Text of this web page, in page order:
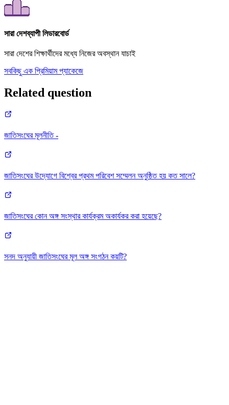
সারা দেশব্যাপী লিডারবোর্ড
সারা দেশের শিক্ষার্থীদের মধ্যে নিজের অবস্থান যাচাই
সবকিছু এক প্রিমিয়াম প্যাকেজে
Related question
জাতিসংঘের মূলনীতি -
জাতিসংঘের উদ্যোগে বিশ্বের প্রথম পরিবেশ সম্মেলন অনুষ্ঠিত হয় কত সালে?
জাতিসংঘের কোন অঙ্গ সংস্থার কার্যক্রম অকার্যকর করা হয়েছে?
সনদ অনুযায়ী জাতিসংঘের মূল অঙ্গ সংগঠন কয়টি?